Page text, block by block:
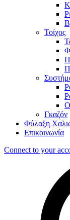
Τοίχος
Γκαζόν
Φύλαξη
Επικοινωνία
Connect to your